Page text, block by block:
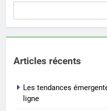
Articles récents
Les tendances
ligne